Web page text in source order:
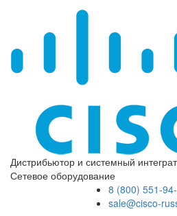
Дистрибьютор и системный
Сетевое оборудование
8 (800) 551-
sale@cisco-